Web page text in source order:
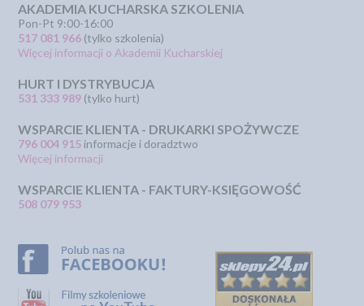
AKADEMIA KUCHARSKA SZKOLENIA
Pon-Pt 9:00-16:00
517 081 966 (tylko szkolenia)
Więcej informacji o Akademii Kucharskiej
HURT I DYSTRYBUCJA
531 333 989 (tylko hurt)
WSPARCIE KLIENTA - DRUKARKI SPOŻYWCZE
796 004 915 informacje i doradztwo
Więcej informacji
WSPARCIE KLIENTA - FAKTURY-KSIĘGOWOŚĆ
508 079 953